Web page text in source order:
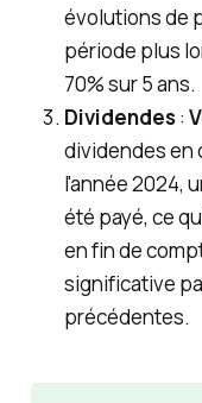
évolutions de
période plus
70% sur 5 ans.
Dividendes:
dividendes en
l'année 2024,
été payé, ce
en fin de
significative
précédentes.